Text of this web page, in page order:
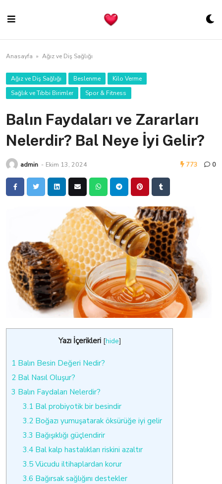
content
Anasayfa » Ağız ve Diş Sağlığı
Ağız ve Diş Sağlığı Beslenme
Kilo Verme
Sağlık ve Tıbbi Birimler
Spor & Fitness
Balın Faydaları ve Zararları
Nelerdir? Bal Neye İyi Gelir?
admin - Ekim 13, 2024 773 0
Yazı İçerikleri [hide]
1 Balın Besin Değeri Nedir?
2 Bal Nasıl Oluşur?
3 Balın Faydaları Nelerdir?
3.1 Bal probiyotik bir besindir
3.2Boğazı yumuşatarak öksürüğe iyi gelir
3.3 Bağışıklığı güçlendirir
3.4Bal kalp hastalıkları riskini azaltır
3.5Vücudu iltihaplardan korur
3.6 Bağırsak sağlığını destekler